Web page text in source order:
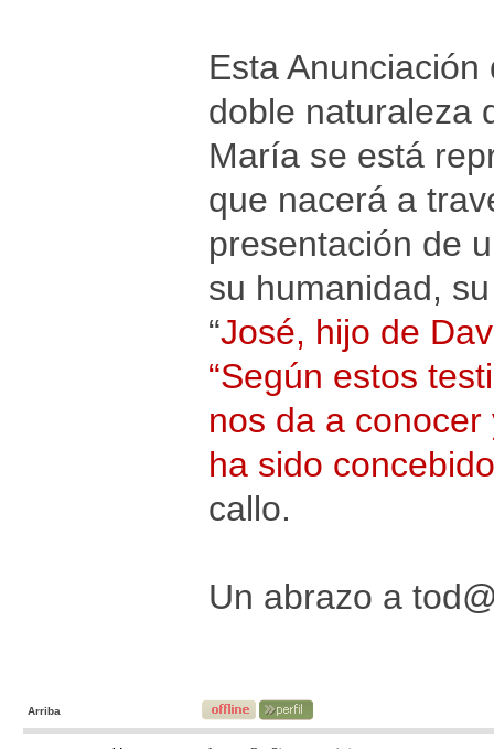
Esta
doble naturaleza
María se está
que nacerá a
presentación de
su humanidad,
“José, hijo de
“Según estos
nos da a
ha sido
callo.
Un abrazo a
Arriba